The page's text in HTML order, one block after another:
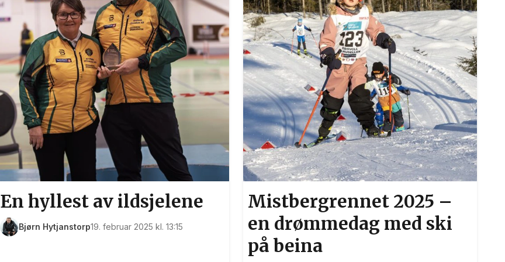
En hyllest av ildsjelene
Bjørn Hytjanstorp19. februar 2025 kl. 13:15
Mistbergrennet 2025 –
en drømmedag med ski
på beina